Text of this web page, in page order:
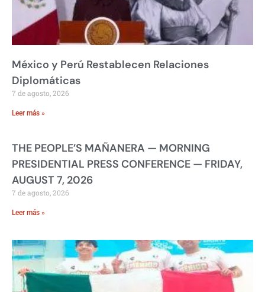
México y Perú Restablecen Relaciones
Diplomáticas
7 de agosto, 2026
Leer más »
THE PEOPLE’S MAÑANERA — MORNING
PRESIDENTIAL PRESS CONFERENCE — FRIDAY,
AUGUST 7, 2026
7 de agosto, 2026
Leer más »